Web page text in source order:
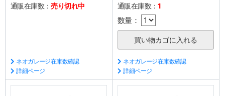
通販在庫数：売り切れ中
ネオガレージ在庫数確認
詳細ページ
通販在庫数：1
数量：
ネオガレージ在庫数確認
詳細ページ